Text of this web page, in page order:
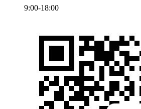
9:00-18:00